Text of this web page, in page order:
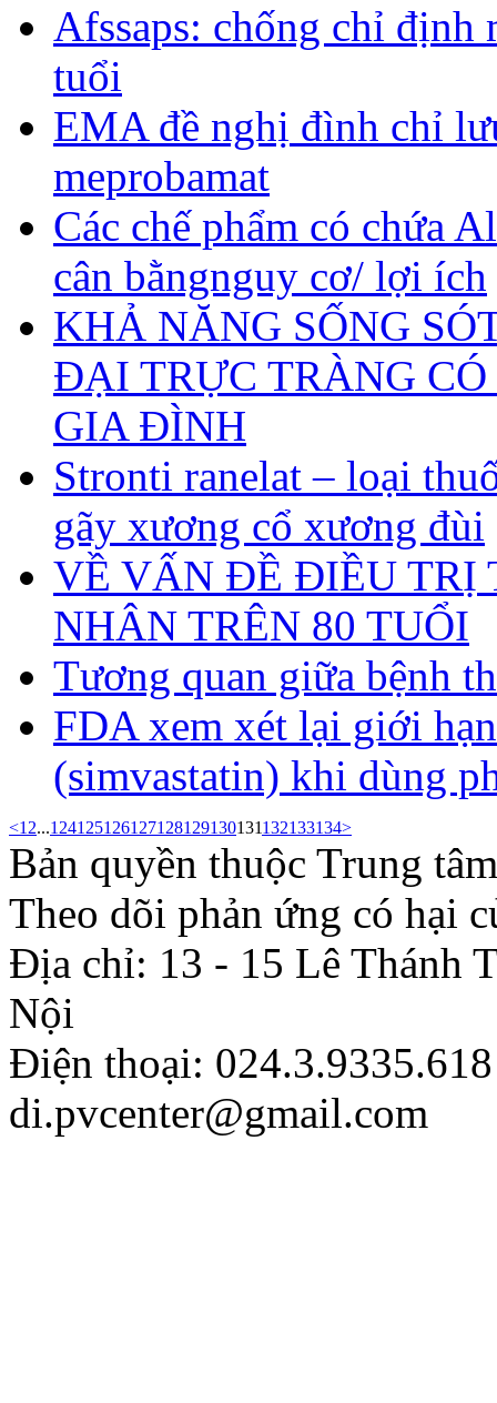
Afssaps: chống chỉ định
tuổi
EMA đề nghị đình chỉ
meprobamat
Các chế phẩm có chứa
cân bằngnguy cơ/ lợi ích
KHẢ NĂNG SỐNG
ĐẠI TRỰC TRÀNG
GIA ĐÌNH
Stronti ranelat – loại
gãy xương cổ xương đùi
VỀ VẤN ĐỀ ĐIỀU TRỊ
NHÂN TRÊN 80 TUỔI
Tương quan giữa bệnh
FDA xem xét lại giới
(simvastatin) khi dùng
<1 2...124125126127128129130131132133134>
Bản quyền thuộc Trung
Theo dõi phản ứng có hại
Địa chỉ: 13 - 15 Lê Thánh
Nội
Điện thoại: 024.3.9335.618
di.pvcenter@gmail.com